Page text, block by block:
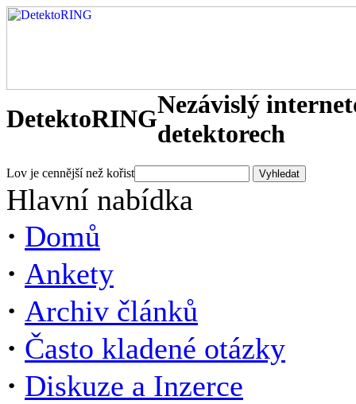
DetektoRINGNezávislý
detektorech
Lov je cennější než kořist
Hlavní nabídka
· Domů
· Ankety
· Archiv článků
· Často kladené otázky
· Diskuze a Inzerce